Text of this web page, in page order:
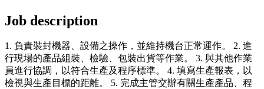
Job description
1. 負責裝封機器、設備之操作，並維持機台正常運作。 2. 進
行現場的產品組裝、檢驗、包裝出貨等作業。 3. 與其他作業
員進行協調，以符合生產及程序標準。 4. 填寫生產報表，以
檢視與生產目標的距離。 5. 完成主管交辦有關生產產品、程